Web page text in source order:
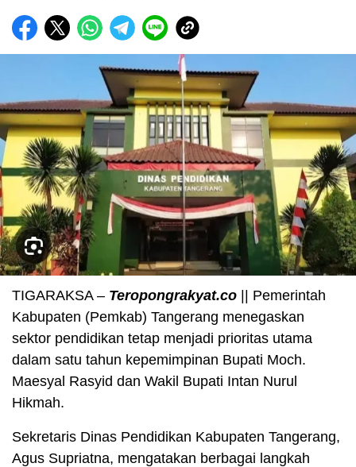
TIGARAKSA – Teropongrakyat.co || Pemerintah
Kabupaten (Pemkab) Tangerang menegaskan
sektor pendidikan tetap menjadi prioritas utama
dalam satu tahun kepemimpinan Bupati Moch.
Maesyal Rasyid dan Wakil Bupati Intan Nurul
Hikmah.
Sekretaris Dinas Pendidikan Kabupaten Tangerang,
Agus Supriatna, mengatakan berbagai langkah